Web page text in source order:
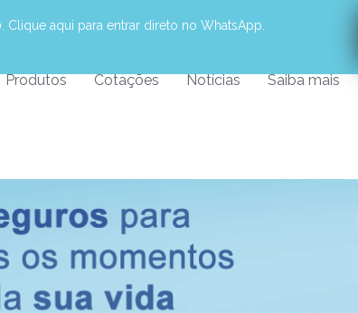
Clique aqui para entrar direto no WhatsApp.
Produtos Cotações Notícias Saiba mais